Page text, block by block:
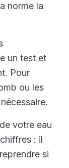
norme la
un test et
Pour
ou les
votre eau
: il
si